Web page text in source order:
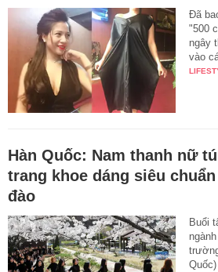
Đã
"500
ngây
vào
Hàn Quốc: Nam thanh nữ
trang khoe dáng siêu
đào
Buổi